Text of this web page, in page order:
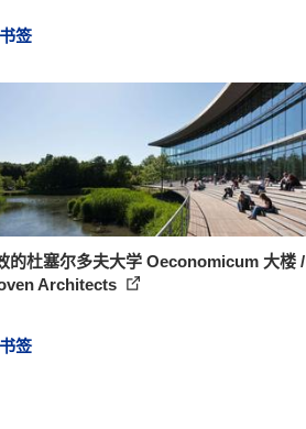
签
的杜塞尔多夫大学 Oeconomicum 大楼 /
Architects
签